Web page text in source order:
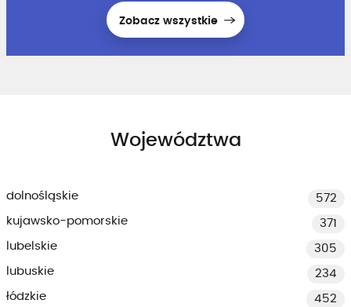
Zobacz wszystkie
Województwa
dolnośląskie
572
kujawsko-pomorskie
371
lubelskie
305
lubuskie
234
łódzkie
452